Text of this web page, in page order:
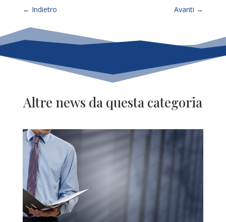
← Indietro Avanti →
Altre news da questa categoria